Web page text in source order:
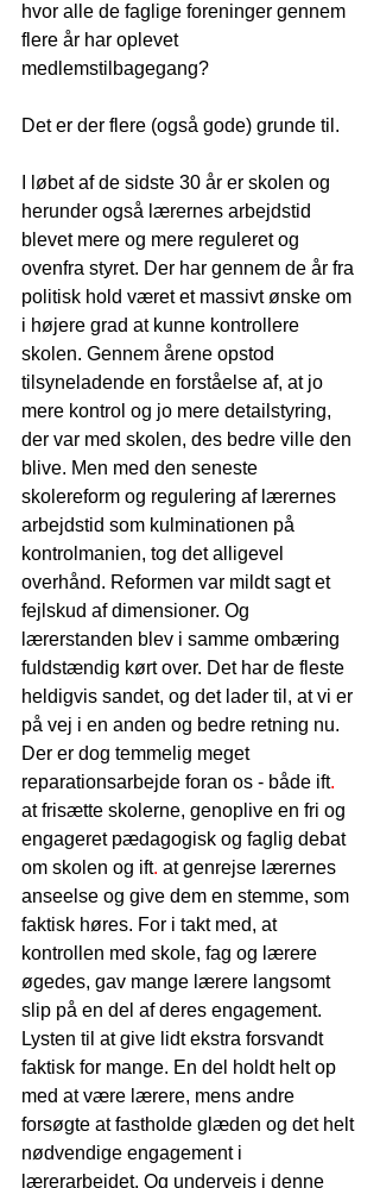
hvor alle de faglige foreninger gennem
flere år har oplevet
medlemstilbagegang?
Det er der flere (også gode) grunde til.
I løbet af de sidste 30 år er skolen og
herunder også lærernes arbejdstid
blevet mere og mere reguleret og
ovenfra styret. Der har gennem de år fra
politisk hold været et massivt ønske om
i højere grad at kunne kontrollere
skolen. Gennem årene opstod
tilsyneladende en forståelse af, at jo
mere kontrol og jo mere detailstyring,
der var med skolen, des bedre ville den
blive. Men med den seneste
skolereform og regulering af lærernes
arbejdstid som kulminationen på
kontrolmanien, tog det alligevel
overhånd. Reformen var mildt sagt et
fejlskud af dimensioner. Og
lærerstanden blev i samme ombæring
fuldstændig kørt over. Det har de fleste
heldigvis sandet, og det lader til, at vi er
på vej i en anden og bedre retning nu.
Der er dog temmelig meget
reparationsarbejde foran os - både ift.
at frisætte skolerne, genoplive en fri og
engageret pædagogisk og faglig debat
om skolen og ift. at genrejse lærernes
anseelse og give dem en stemme, som
faktisk høres. For i takt med, at
kontrollen med skole, fag og lærere
øgedes, gav mange lærere langsomt
slip på en del af deres engagement.
Lysten til at give lidt ekstra forsvandt
faktisk for mange. En del holdt helt op
med at være lærere, mens andre
forsøgte at fastholde glæden og det helt
nødvendige engagement i
lærerarbejdet. Og undervejs i denne